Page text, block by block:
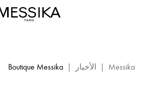
حفل
Messika
| الأخبار |
Boutique Messika